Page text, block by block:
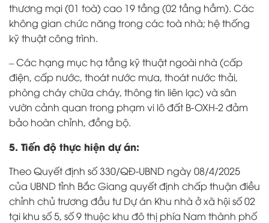
thương mại (01 toà) cao 19 tầng (02 tầng hầm). Các
không gian chức năng trong các toà nhà; hệ thống
kỹ thuật công trình.
– Các hạng mục hạ tầng kỹ thuật ngoài nhà (cấp
điện, cấp nước, thoát nước mưa, thoát nước thải,
phòng cháy chữa cháy, thông tin liên lạc) và sân
vườn cảnh quan trong phạm vi lô đất B-OXH-2 đảm
bảo hoàn chỉnh, đồng bộ.
5. Tiến độ thực hiện dự án:
Theo Quyết định số 330/QĐ-UBND ngày 08/4/2025
của UBND tỉnh Bắc Giang quyết định chấp thuận điều
chỉnh chủ trương đầu tư Dự án Khu nhà ở xã hội số 02
tại khu số 5, số 9 thuộc khu đô thị phía Nam thành phố